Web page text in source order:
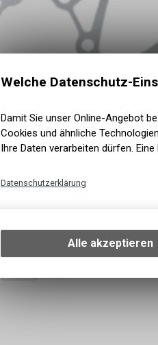
Welche Datenschutz-
Damit Sie unser Online-Angebot
Cookies und ähnliche
Ihre Daten verarbeiten dürfen.
Datenschutzerklärung
Ihrem Gerät, um
Verwendung des
zulassen.
Alle akzeptieren